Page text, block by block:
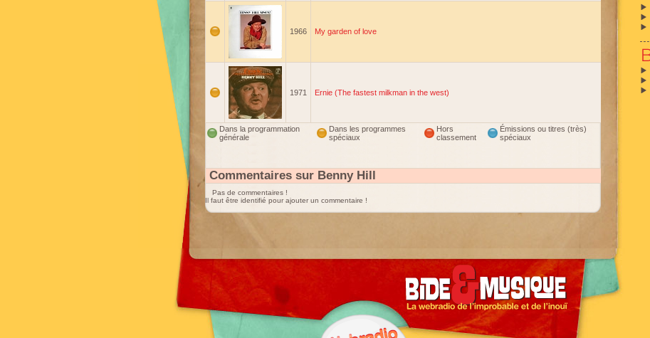
1966 My garden of love
1971 Ernie (The fastest milkman in the west)
Dans la programmation
générale
Dans les programmes
spéciaux
Hors
classement
Émissions ou titres (très)
spéciaux
Commentaires sur Benny Hill
Pas de commentaires !
Il faut être identifié pour ajouter un commentaire !